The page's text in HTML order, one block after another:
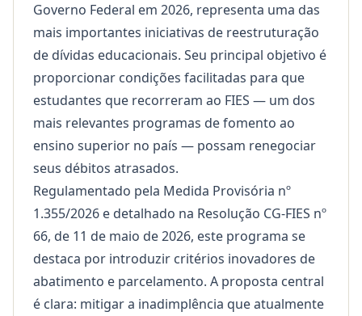
Governo Federal em 2026, representa uma das
mais importantes iniciativas de reestruturação
de dívidas educacionais. Seu principal objetivo é
proporcionar condições facilitadas para que
estudantes que recorreram ao FIES — um dos
mais relevantes programas de fomento ao
ensino superior no país — possam renegociar
seus débitos atrasados.
Regulamentado pela Medida Provisória nº
1.355/2026 e detalhado na Resolução CG-FIES nº
66, de 11 de maio de 2026, este programa se
destaca por introduzir critérios inovadores de
abatimento e parcelamento. A proposta central
é clara: mitigar a inadimplência que atualmente